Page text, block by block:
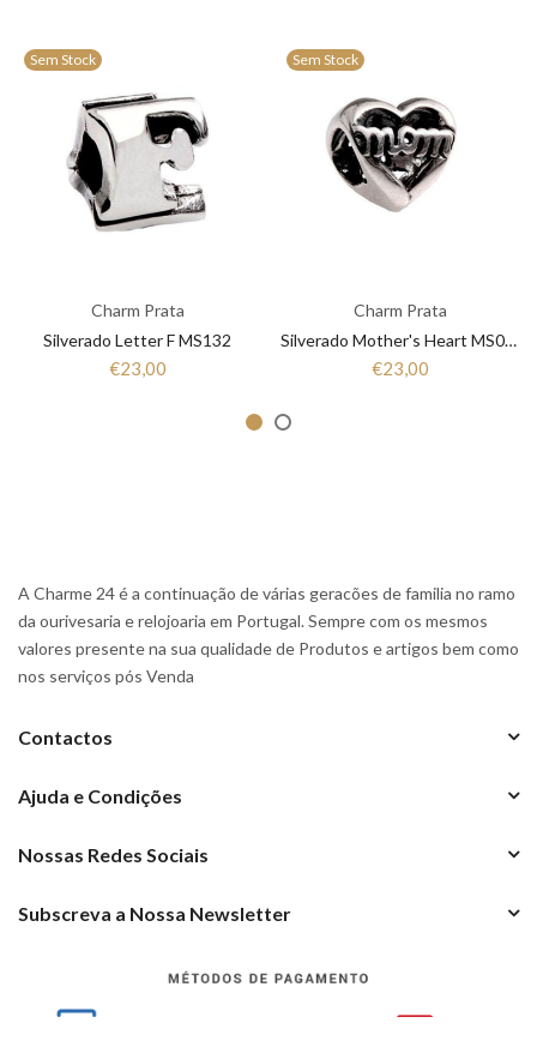
Sem Stock
Charm Prata
Silverado Letter F MS132
€23,00
Sem Stock
Charm Prata
Silverado Mother's Heart MS064
€23,00
A Charme 24 é a continuação de várias geracões de familia no ramo
da ourivesaria e relojoaria em Portugal. Sempre com os mesmos
valores presente na sua qualidade de Produtos e artigos bem como
nos serviços pós Venda
Contactos
Ajuda e Condições
Nossas Redes Sociais
Subscreva a Nossa Newsletter